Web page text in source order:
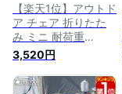
【楽天1位】アウトド
ア チェア 折りたた
み ミニ 耐荷重
100kg キッズ 子供
大人 キャンプ 椅子
軽量 チェア アルミ
3,520円